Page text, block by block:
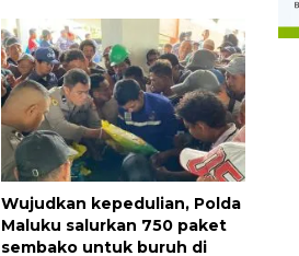
Wujudkan kepedulian, Polda
Maluku salurkan 750 paket
sembako untuk buruh di